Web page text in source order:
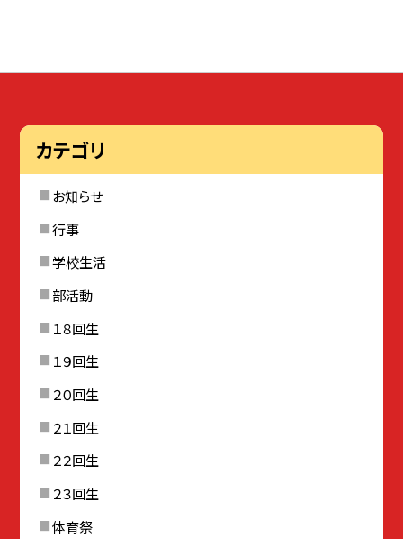
カテゴリ
お知らせ
行事
学校生活
部活動
１８回生
１９回生
２０回生
２１回生
２２回生
２３回生
体育祭